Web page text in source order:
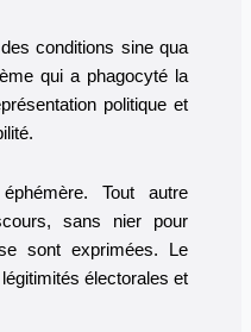
conditions sine qua
qui a phagocyté la
politique et
Tout autre
sans nier pour
sont exprimées. Le
électorales et